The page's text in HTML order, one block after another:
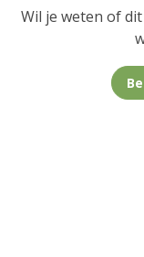
Wil je weten of